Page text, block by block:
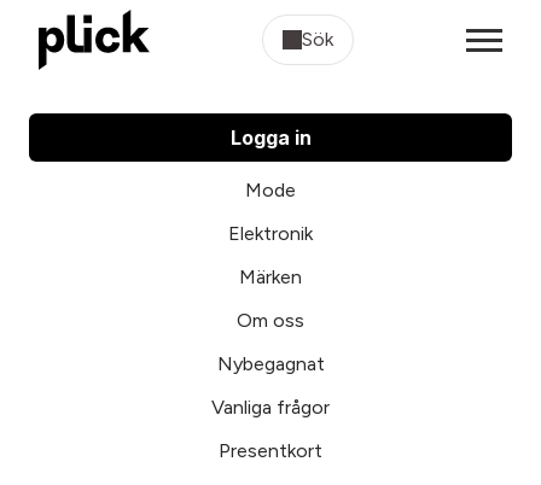
Sök
Logga in
Mode
Elektronik
Märken
Om oss
Nybegagnat
Vanliga frågor
Presentkort